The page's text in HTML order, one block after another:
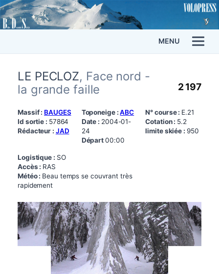
MENU
LE PECLOZ, Face nord -
la grande faille
2 197
Massif : BAUGES
Id sortie : 57864
Rédacteur : JAD
Toponeige :ABC
Date : 2004-01-
24
Départ00:00
N° course : E.21
Cotation : 5.2
limite skiée : 950
Logistique : SO
Accès : RAS
Météo : Beau temps se couvrant très
rapidement